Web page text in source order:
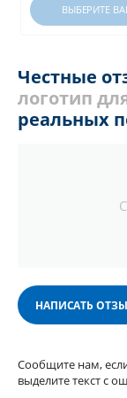
ВЫБЕРИТЕ
Честные
логотип
реальных
НАПИСАТЬ
Сообщите нам,
выделите текст с